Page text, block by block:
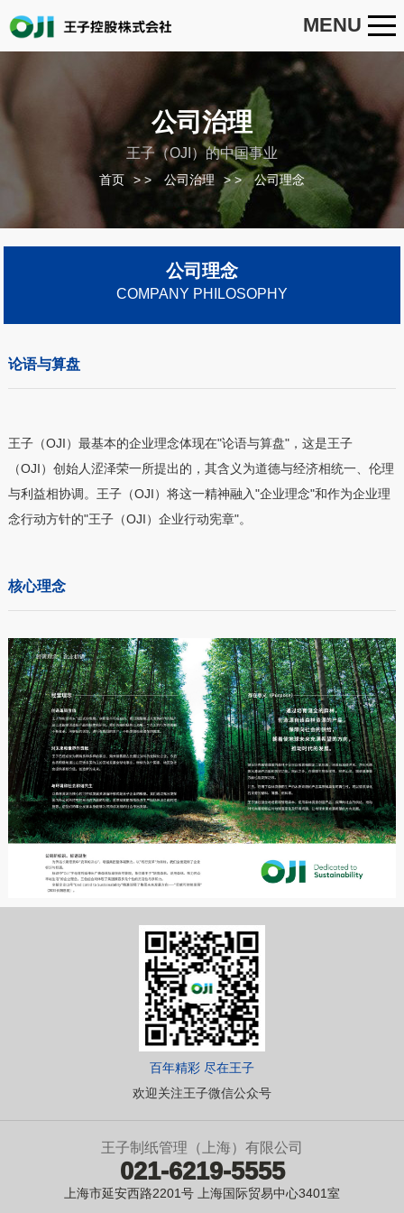
MENU
公司治理
王子（OJI）的中国事业
首页 > 公司治理 > 公司理念
公司理念
COMPANY PHILOSOPHY
论语与算盘
王子（OJI）最基本的企业理念体现在"论语与算盘"，这是王子
（OJI）创始人涩泽荣一所提出的，其含义为道德与经济相统一、伦理
与利益相协调。王子（OJI）将这一精神融入"企业理念"和作为企业理
念行动方针的"王子（OJI）企业行动宪章"。
核心理念
百年精彩 尽在王子
欢迎关注王子微信公众号
王子制纸管理（上海）有限公司
021-6219-5555
上海市延安西路2201号 上海国际贸易中心3401室